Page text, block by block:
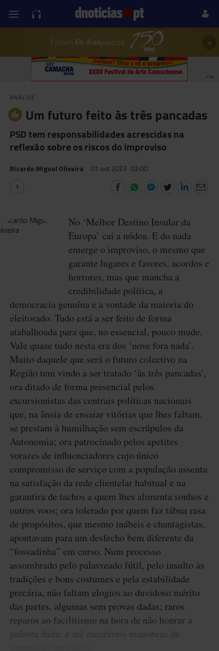
Faltam 65 diaspara os ×
PUB
ANÁLISE
Um futuro feito às três pancadas
PSD tem responsabilidades acrescidas na
reflexão sobre os riscos do improviso
Ricardo Miguel Oliveira 01 out 2023 02:00
1
No ‘Melhor Destino Insular da
Europa’ cai a nódoa. E do nada
emerge o improviso, o mesmo que
garante lugares e favores, acordos e
horrores, mas que mancha a
credibilidade política, a
democracia genuína e a vontade da maioria do
eleitorado. Tudo está a ser feito de forma
atabalhoada para que, no essencial, pouco mude.
Vale quase tudo nesta era dos ‘nove fora nada’.
Muito daquele que será o futuro colectivo na
Região tem vindo a ser tratado ‘às três pancadas’,
ora ditado de forma presencial pelos
excursionistas das centrais políticas nacionais
que, na ânsia de ensaiar vitórias que lhes faltam,
se prestam à humilhação sem escrúpulos da
Autonomia; ora patrocinado pelos apetites
vorazes de influenciadores cujo único
compromisso de serviço com a população assenta
na satisfação da rede clientelar habitual e na
garantira de tachos a quem lhes alimenta sonhos e
outros voos; ora tolerado por quem faz tábua rasa
de propósitos, que mesmo inábeis e chantagistas,
apontavam para um desfecho bem diferente da
“fossadinha” em curso. Num processo
assombrado pelo palavreado fútil, pelo insulto às
tradições e bons costumes e pela estabilidade
precária, não faltam elogios ao duvidoso mérito
das partes, algumas sem provas dadas; raros
reparos ao facilitismo na hora de não honrar a
palavra dada; e até execráveis manobras de